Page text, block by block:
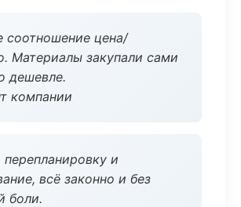
соотношение цена/
Материалы закупали сами
дешевле.
компании
и
всё законно и без
боли.